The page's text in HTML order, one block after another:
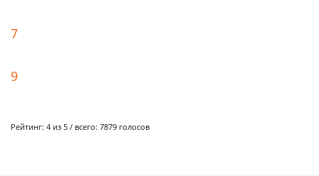
7
9
Рейтинг: 4 из 5 / всего: 7879 голосов